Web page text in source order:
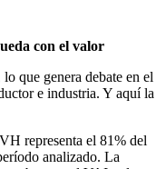
con el valor
que genera debate en el
e industria. Y aquí la
representa el 81% del
analizado. La